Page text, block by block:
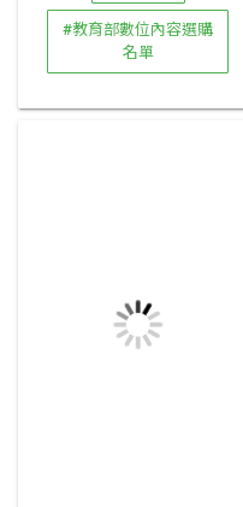
#教育部數位內容選購
名單